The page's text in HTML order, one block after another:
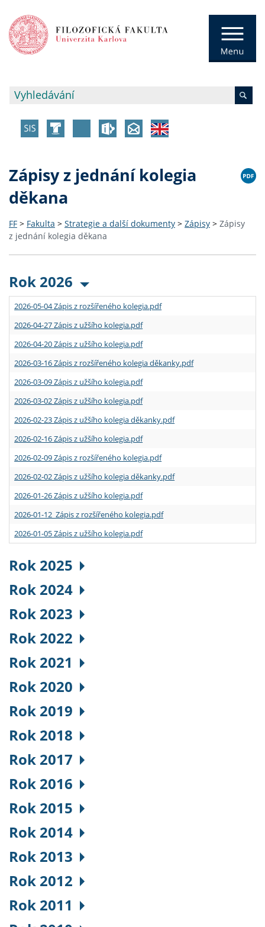
Zápisy z jednání kolegia
děkana
FF > Fakulta > Strategie a další dokumenty > Zápisy > Zápisy
z jednání kolegia děkana
Rok 2026
2026-05-04 Zápis z rozšířeného kolegia.pdf
2026-04-27 Zápis z užšího kolegia.pdf
2026-04-20 Zápis z užšího kolegia.pdf
2026-03-16 Zápis z rozšířeného kolegia děkanky.pdf
2026-03-09 Zápis z užšího kolegia.pdf
2026-03-02 Zápis z užšího kolegia.pdf
2026-02-23 Zápis z užšího kolegia děkanky.pdf
2026-02-16 Zápis z užšího kolegia.pdf
2026-02-09 Zápis z rozšířeného kolegia.pdf
2026-02-02 Zápis z užšího kolegia děkanky.pdf
2026-01-26 Zápis z užšího kolegia.pdf
2026-01-12 Zápis z rozšířeného kolegia.pdf
2026-01-05 Zápis z užšího kolegia.pdf
Rok 2025
Rok 2024
Rok 2023
Rok 2022
Rok 2021
Rok 2020
Rok 2019
Rok 2018
Rok 2017
Rok 2016
Rok 2015
Rok 2014
Rok 2013
Rok 2012
Rok 2011